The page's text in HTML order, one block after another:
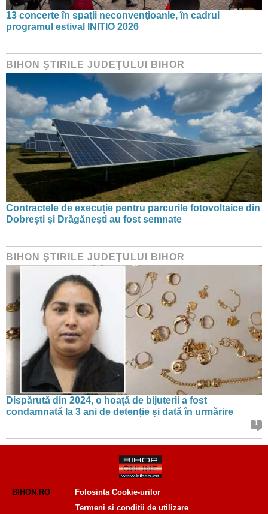
13 concerte în spaţii neconvenţioanle, în cadrul
programul estival INITIO 2026
BIHON ŞTIRILE JUDEŢULUI BIHOR
Contractele de execuție pentru parcurile fotovoltaice din
Dobrești și Drăgănești au fost semnate
BIHON ŞTIRILE JUDEŢULUI BIHOR
Dispărută din 2024, o hoață de bijuterii a fost
condamnată la 3 ani de detenție și dată în urmărire
1
BIHON.RO
Folosinta Cookie-urilor
Termeni si conditii de utilizare